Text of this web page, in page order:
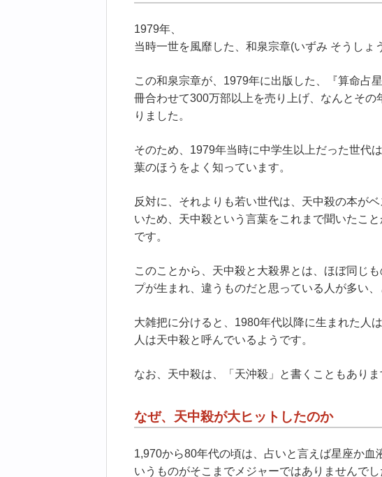
1979年、
当時一世を風靡した、和泉宗章(いずみ そうしょ
この和泉宗章が、1979年に出版した、『算命占
冊合わせて300万部以上を売り上げ、なんとその
りました。
そのため、1979年当時に中学生以上だった世代
葉のほうをよく知っています。
反対に、それよりも若い世代は、天中殺の本が
いため、天中殺という言葉をこれまで聞いたこ
です。
このことから、天中殺と大殺界とは、ほぼ同じ
プが生まれ、違うものだと思っている人が多い、
大雑把に分けると、1980年代以降に生まれた人
人は天中殺と呼んでいるようです。
なお、天中殺は、「天沖殺」と書くこともありま
なぜ、天中殺が大ヒットしたのか
1,970から80年代の頃は、占いと言えば星座か血
いうものがそこまでメジャーではありませんでし